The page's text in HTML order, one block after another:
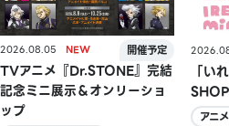
2026.08.05
TVアニメ『Dr.STONE』完結
記念ミニ展示＆オンリーショ
ップ
「い
アニ